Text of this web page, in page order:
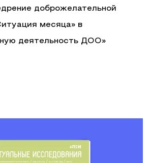
доброжелательной
месяца» в
деятельность ДОО»